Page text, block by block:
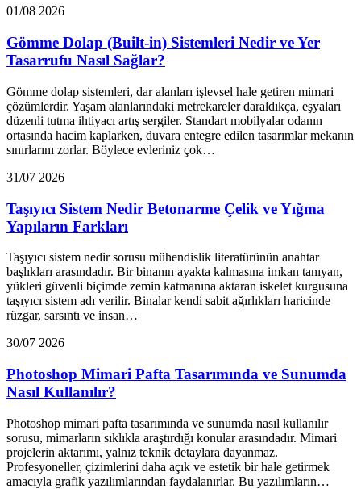
01/08 2026
Gömme Dolap (Built-in) Sistemleri Nedir ve Yer
Tasarrufu Nasıl Sağlar?
Gömme dolap sistemleri, dar alanları işlevsel hale getiren mimari
çözümlerdir. Yaşam alanlarındaki metrekareler daraldıkça, eşyaları
düzenli tutma ihtiyacı artış sergiler. Standart mobilyalar odanın
ortasında hacim kaplarken, duvara entegre edilen tasarımlar mekanın
sınırlarını zorlar. Böylece evleriniz çok…
31/07 2026
Taşıyıcı Sistem Nedir Betonarme Çelik ve Yığma
Yapıların Farkları
Taşıyıcı sistem nedir sorusu mühendislik literatürünün anahtar
başlıkları arasındadır. Bir binanın ayakta kalmasına imkan tanıyan,
yükleri güvenli biçimde zemin katmanına aktaran iskelet kurgusuna
taşıyıcı sistem adı verilir. Binalar kendi sabit ağırlıkları haricinde
rüzgar, sarsıntı ve insan…
30/07 2026
Photoshop Mimari Pafta Tasarımında ve Sunumda
Nasıl Kullanılır?
Photoshop mimari pafta tasarımında ve sunumda nasıl kullanılır
sorusu, mimarların sıklıkla araştırdığı konular arasındadır. Mimari
projelerin aktarımı, yalnız teknik detaylara dayanmaz.
Profesyoneller, çizimlerini daha açık ve estetik bir hale getirmek
amacıyla grafik yazılımlarından faydalanırlar. Bu yazılımların…